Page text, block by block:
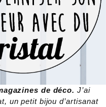
de déco. J’ai
un petit bijou d’artisanat